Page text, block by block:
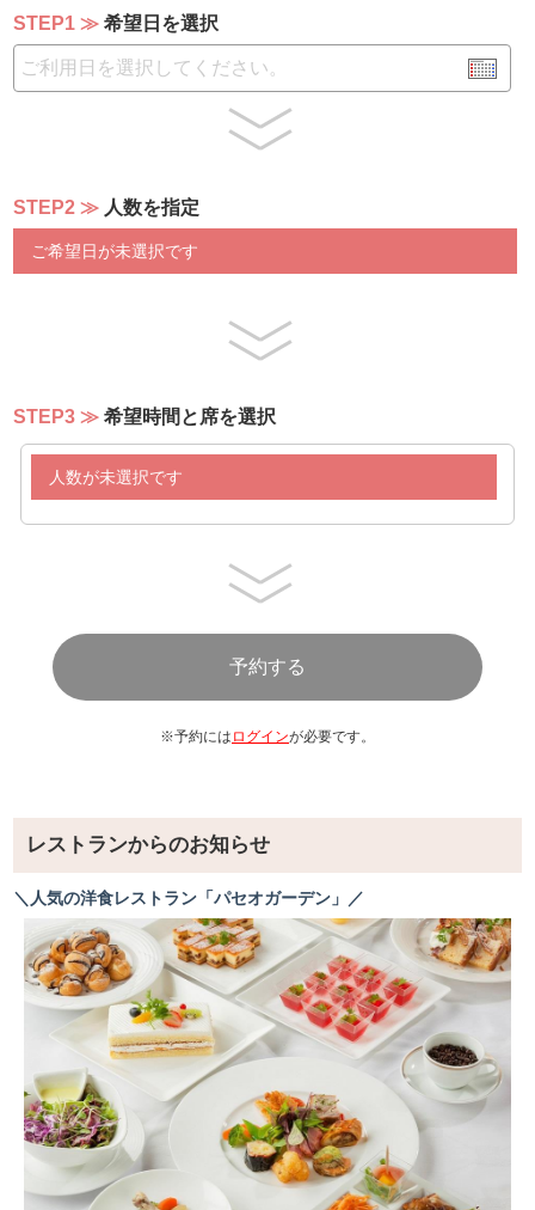
STEP1 希望日を選択
STEP2 人数を指定
ご希望日が未選択です
STEP3 希望時間と席を選択
人数が未選択です
※予約には ログインが必要です。
レストランからのお知らせ
＼人気の洋食レストラン「パセオガーデン」／